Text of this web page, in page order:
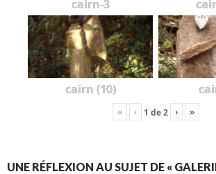
cairn-3
cairn (10)
« ‹ 1 de2 › »
UNE RÉFLEXION AU SUJET DE «